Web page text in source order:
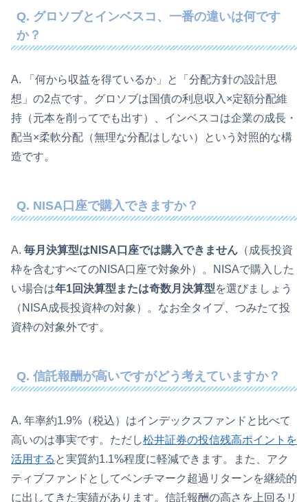
Q. グロソブとインベスコ、一番の違いは何です
か？
A. 「何から収益を得ているか」と「分配方針の設計思
想」の2点です。グロソブは国債の利息収入×定額分配維
持（元本を削ってでも出す）、インベスコは企業の成長・
配当×柔軟分配（無理な分配はしない）という対照的な構
造です。
Q. NISA口座で購入できますか？
A. 毎月決算型はNISA口座では購入できません （成長投資
枠を含むすべてのNISA口座で対象外）。NISAで購入した
い場合は年1回決算型または奇数月決算型を選びましょう
（NISA成長投資枠の対象）。なお全タイプ、つみたて投
資枠の対象外です。
Q. 信託報酬が高いですがどう考えていますか？
A. 年率約1.9%（税込）はインデックスファンドと比べて
高いのは事実です。ただし松井証券の投信残高ポイントを
活用する と実質約1.1%程度に軽減できます。また、アク
ティブファンドとしてベンチマーク超過リターンを継続的
に出してきた実績があります。信託報酬の高さを上回るリ